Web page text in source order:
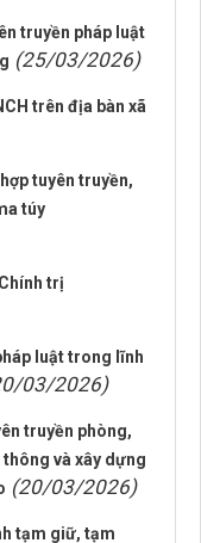
truyền pháp luật
(25/03/2026)
trên địa bàn xã
tuyên truyền,
túy
trị
luật trong lĩnh
03/2026)
truyền phòng,
và xây dựng
(20/03/2026)
tạm giữ, tạm